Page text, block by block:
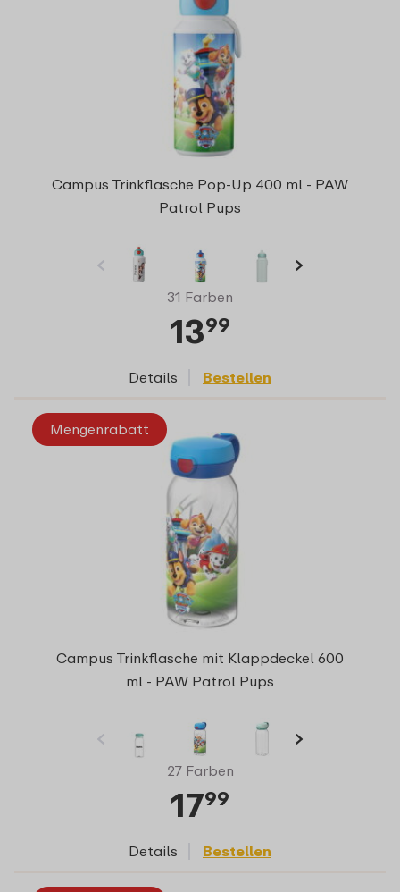
Campus Trinkflasche Pop-Up 400 ml - PAW
Patrol Pups
31 Farben
1399
Details Bestellen
Mengenrabatt
Campus Trinkflasche mit Klappdeckel 600
ml - PAW Patrol Pups
27 Farben
1799
Details Bestellen